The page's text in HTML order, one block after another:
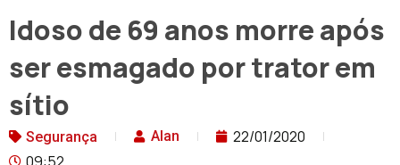
Idoso de 69 anos morre após
ser esmagado por trator em
sítio
Segurança Alan
22/01/2020